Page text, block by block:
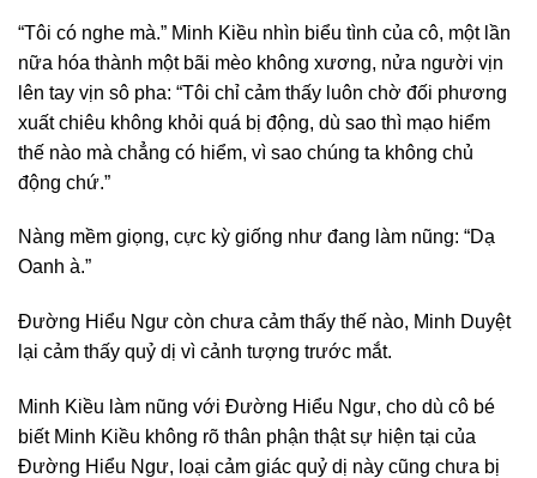
“Tôi có nghe mà.” Minh Kiều nhìn biểu tình của cô, một lần
nữa hóa thành một bãi mèo không xương, nửa người vịn
lên tay vịn sô pha: “Tôi chỉ cảm thấy luôn chờ đối phương
xuất chiêu không khỏi quá bị động, dù sao thì mạo hiểm
thế nào mà chẳng có hiểm, vì sao chúng ta không chủ
động chứ.”
Nàng mềm giọng, cực kỳ giống như đang làm nũng: “Dạ
Oanh à.”
Đường Hiểu Ngư còn chưa cảm thấy thế nào, Minh Duyệt
lại cảm thấy quỷ dị vì cảnh tượng trước mắt.
Minh Kiều làm nũng với Đường Hiểu Ngư, cho dù cô bé
biết Minh Kiều không rõ thân phận thật sự hiện tại của
Đường Hiểu Ngư, loại cảm giác quỷ dị này cũng chưa bị